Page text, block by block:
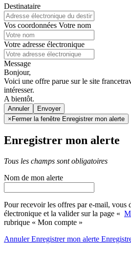
Destinataire
Vos coordonnées Votre nom
Votre adresse électronique
Message
Bonjour,
Voici une offre parue sur le site
intéresser.
A bientôt.
Annuler
× Fermer la fenêtre Enregistrer mon alerte
Enregistrer mon alerte
Tous les champs sont obligatoires
Nom de mon alerte
Pour recevoir les offres par e-mail, vous
électronique et la valider sur la page «
rubrique « Mon compte »
AnnulerEnregistrer mon alerte